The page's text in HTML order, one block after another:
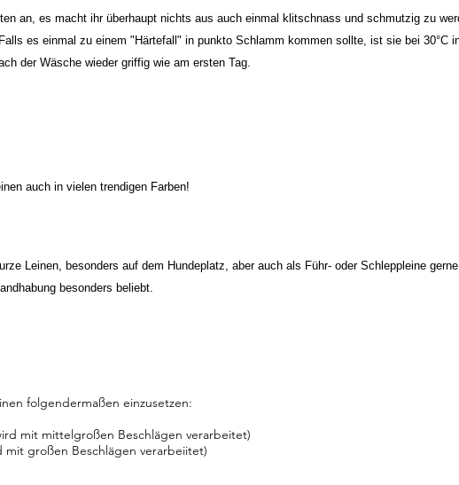
an, es macht ihr überhaupt nichts aus auch einmal klitschnass und schmutzig zu
es einmal zu einem "Härtefall" in punkto Schlamm kommen sollte, ist sie bei 30°C
der Wäsche wieder griffig wie am ersten Tag.
auch in vielen trendigen Farben!
Leinen, besonders auf dem Hundeplatz, aber auch als Führ- oder Schleppleine
besonders beliebt.
folgendermaßen einzusetzen:
mit mittelgroßen Beschlägen verarbeitet)
großen Beschlägen verarbeiitet)